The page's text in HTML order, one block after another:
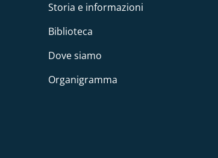
Storia e informazioni
Biblioteca
Dove siamo
Organigramma